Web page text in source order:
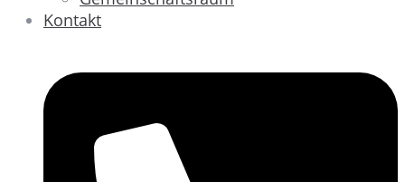
Kontakt